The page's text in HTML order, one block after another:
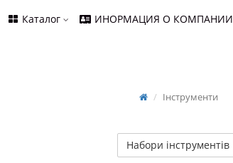
Каталог ИНОРМАЦИЯ О КОМПАНИИ
Інструменти
Набори інструментів